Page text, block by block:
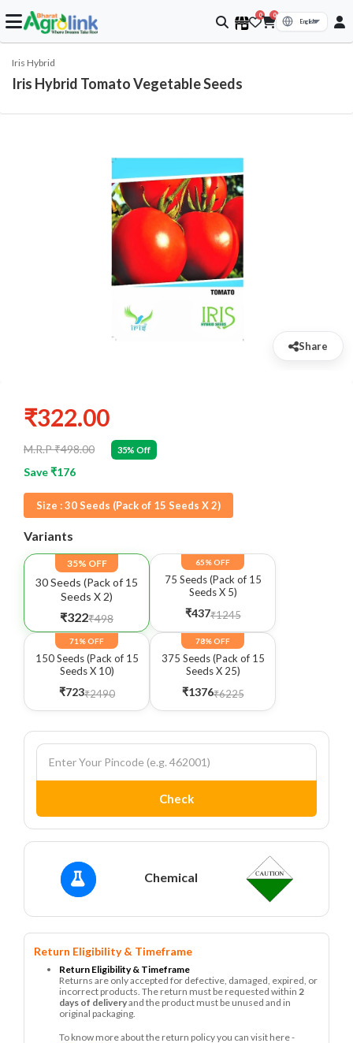
0 0
Iris Hybrid
Iris Hybrid Tomato Vegetable Seeds
Share
₹322.00
M.R.P ₹498.00 35% Off
Save ₹176
Size :30 Seeds (Pack of 15 Seeds X 2)
Variants
35% OFF
30 Seeds (Pack of 15
Seeds X 2)
₹322₹498
65% OFF
75 Seeds (Pack of 15
Seeds X 5)
₹437₹1245
71% OFF
150 Seeds (Pack of 15
Seeds X 10)
₹723₹2490
78% OFF
375 Seeds (Pack of 15
Seeds X 25)
₹1376₹6225
Check
Chemical
Return Eligibility & Timeframe
Return Eligibility & Timeframe
Returns are only accepted for defective, damaged, expired, or
incorrect products. The return must be requested within 2
days of deliveryand the product must be unused and in
original packaging.
To know more about the return policy you can visit here -